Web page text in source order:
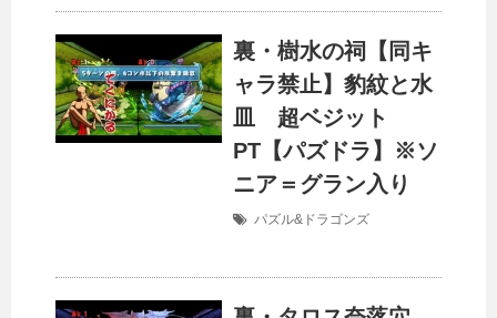
裏・樹水の祠【同キ
ャラ禁止】豹紋と水
皿 超ベジット
PT【パズドラ】※ソ
ニア＝グラン入り
パズル&ドラゴンズ